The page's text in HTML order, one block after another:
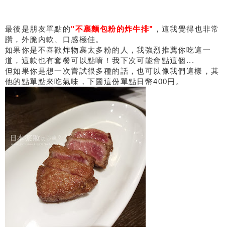
最後是朋友單點的"不裹麵包粉的炸牛排" ，這我覺得也非常
讚，外脆內軟、口感極佳。
如果你是不喜歡炸物裹太多粉的人，我強烈推薦你吃這一
道，這款也有套餐可以點唷！我下次可能會點這個...
但如果你是想一次嘗試很多種的話，也可以像我們這樣，其
他的點單點來吃氣味，下圖這份單點日幣400円。